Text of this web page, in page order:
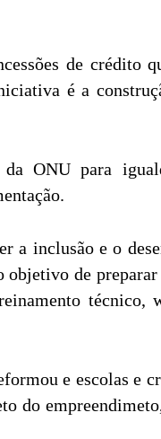
de crédito
é a
ONU para
a inclusão e o
de
técnico,
e escolas e
do